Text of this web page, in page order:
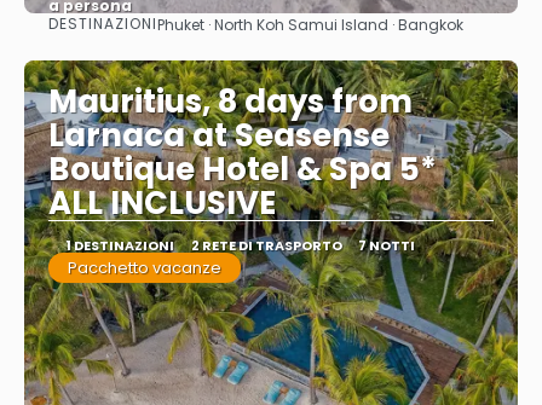
a persona
Vedere
DESTINAZIONIPhuket · North Koh Samui Island · Bangkok
Mauritius, 8 days from
Larnaca at Seasense
Boutique Hotel & Spa 5*
ALL INCLUSIVE
1 DESTINAZIONI 2 RETE DI TRASPORTO 7 NOTTI
Pacchetto vacanze